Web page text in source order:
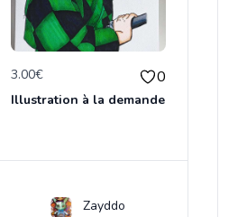
3.00€ 0
Illustration à la demande
Zayddo